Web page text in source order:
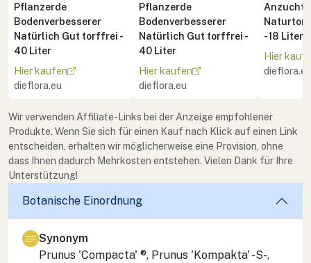
Pflanzerde
Bodenverbesserer
Natürlich Gut torffrei -
40 Liter
Hier kaufen
dieflora.eu
Pflanzerde
Bodenverbesserer
Natürlich Gut torffrei -
40 Liter
Hier kaufen
dieflora.eu
Naturton
- 18 Liter
Hier
dieflora.eu
Wir verwenden Affiliate-Links bei der Anzeige empfohlener
Produkte. Wenn Sie sich für einen Kauf nach Klick auf einen Link
entscheiden, erhalten wir möglicherweise eine Provision, ohne
dass Ihnen dadurch Mehrkosten entstehen. Vielen Dank für Ihre
Unterstützung!
Botanische Einordnung
Synonym
Prunus 'Compacta' ®, Prunus 'Kompakta' -S-,